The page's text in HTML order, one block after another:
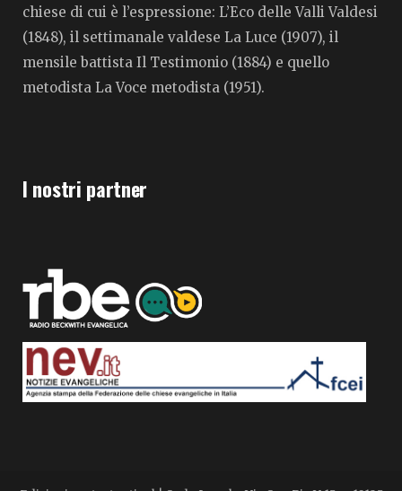
chiese di cui è l’espressione: L’Eco delle Valli Valdesi
(1848), il settimanale valdese La Luce (1907), il
mensile battista Il Testimonio (1884) e quello
metodista La Voce metodista (1951).
I nostri partner